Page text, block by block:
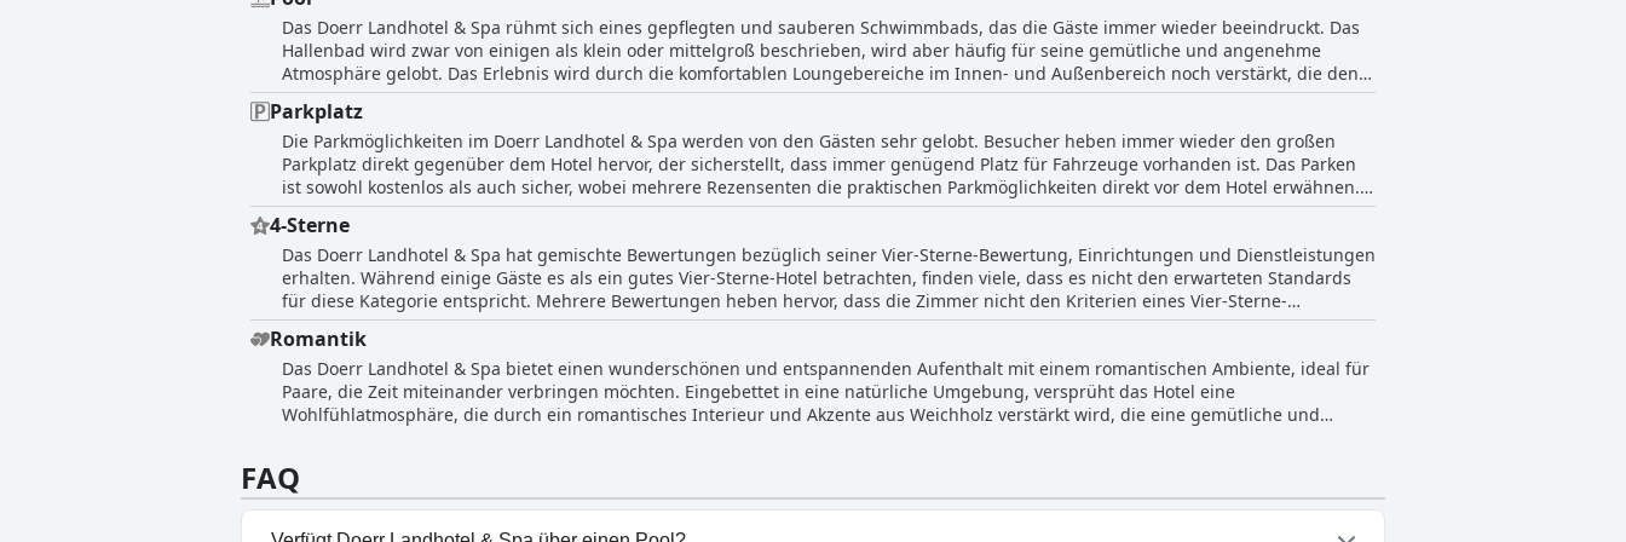
Größe des Spas, die sowohl als groß genug als auch als riesig beschrieben wird, bietet ausreichend Platz für Entspannung.
Massageerlebnisse werden oft als hervorragend bezeichnet. Das Feedback der Gäste betont häufig das hervorragende Preis-
Leistungs-Verhältnis, wobei das freundliche und zuvorkommende Personal den Aufenthalt noch angenehmer gestaltet. Trotz einer
Bemerkung, dass der Bereich etwas klein sei, wird er allgemein als ausreichend und erstklassig angesehen. Insgesamt schneidet das
Spa im Doerr Landhotel & Spa aufgrund seiner Attraktivität und seines umfangreichen Angebots sehr gut ab.
Das Doerr Landhotel & Spa rühmt sich eines gepflegten und sauberen Schwimmbads, das die Gäste immer wieder beeindruckt. Das
Hallenbad wird zwar von einigen als klein oder mittelgroß beschrieben, wird aber häufig für seine gemütliche und angenehme
Atmosphäre gelobt. Das Erlebnis wird durch die komfortablen Loungebereiche im Innen- und Außenbereich noch verstärkt, die den
Gästen ausreichend Platz zum Entspannen bieten. Der Pool ist Teil eines größeren, außergewöhnlichen Wellnessbereichs, der
verschiedene Saunen, einen Whirlpool und einen Hot Tub umfasst. Die Wassertemperatur im Pool wird als sehr angenehm warm
beschrieben, was zu einem sensationellen Schwimmerlebnis beiträgt. Der Wellnessbereich ist geräumig und verfügt über zahlreiche
Ruhebereiche, die zum Entspannen einladen. Die Gäste loben auch den allgemeinen Service des Hotels innerhalb der
Wellnesseinrichtungen und schätzen das schöne Design und das ruhige Ambiente. Ob Sie nun ein entspannendes Bad oder ein
erholsames Bad im Whirlpool suchen, das Wellnessangebot des Doerr Landhotel & Spa geht gut auf die Bedürfnisse der Gäste ein.
Parkplatz
Die Parkmöglichkeiten im Doerr Landhotel & Spa werden von den Gästen sehr gelobt. Besucher heben immer wieder den großen
Parkplatz direkt gegenüber dem Hotel hervor, der sicherstellt, dass immer genügend Platz für Fahrzeuge vorhanden ist. Das Parken
ist sowohl kostenlos als auch sicher, wobei mehrere Rezensenten die praktischen Parkmöglichkeiten direkt vor dem Hotel erwähnen.
Die gesamte Parksituation wird als sehr gut beschrieben und bietet Reisenden mit dem Auto Sicherheit und Komfort.
4-Sterne
Das Doerr Landhotel & Spa hat gemischte Bewertungen bezüglich seiner Vier-Sterne-Bewertung, Einrichtungen und Dienstleistungen
erhalten. Während einige Gäste es als ein gutes Vier-Sterne-Hotel betrachten, finden viele, dass es nicht den erwarteten Standards
für diese Kategorie entspricht. Mehrere Bewertungen heben hervor, dass die Zimmer nicht den Kriterien eines Vier-Sterne-
Romantikhotels entsprechen und auch die Qualität des Frühstücks und des Restaurantservice hinter den Erwartungen zurückbleibt.
Der Wellnessbereich ist nur teilweise verfügbar, was ein weiterer Kritikpunkt für Gäste ist, die umfassende Vier-Sterne-
Annehmlichkeiten suchen. Darüber hinaus beinhaltet das Design des Hotels eine lange, steile Treppe mit 15 Stufen, die für Gäste mit
Gepäck eine erhebliche Unannehmlichkeit darstellt. Insgesamt bietet das Hotel zwar einige Eigenschaften eines Vier-Sterne-Hauses,
es gibt jedoch bemerkenswerte Bereiche, in denen Verbesserungen erforderlich sind, um sich besser an die Erwartungen
Romantik
Das Doerr Landhotel & Spa bietet einen wunderschönen und entspannenden Aufenthalt mit einem romantischen Ambiente, ideal für
Paare, die Zeit miteinander verbringen möchten. Eingebettet in eine natürliche Umgebung, versprüht das Hotel eine
Wohlfühlatmosphäre, die durch ein romantisches Interieur und Akzente aus Weichholz verstärkt wird, die eine gemütliche und
es zu einem perfekten Ort für unvergessliche Momente. Die Erwartungen an einen schönen und gemütlichen Kurzurlaub werden
durch die verschlungene, aber dennoch geräumige und saubere Anlage des Hotels erfüllt, was es zu einem wahrhaft romantischen
Landrefugium macht.
FAQ